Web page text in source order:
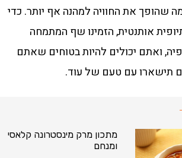
שהופך את החוויה למהנה אף יותר. כדי
אותנטית, הזמינו שף המתמחה
ואתם יכולים להיות בטוחים שאתם
תישארו עם טעם של עוד.
מתכון מרק מינסטרונה קלאסי
ומנחם